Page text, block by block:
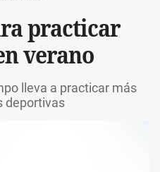
practicar
verano
lleva a practicar más
deportivas